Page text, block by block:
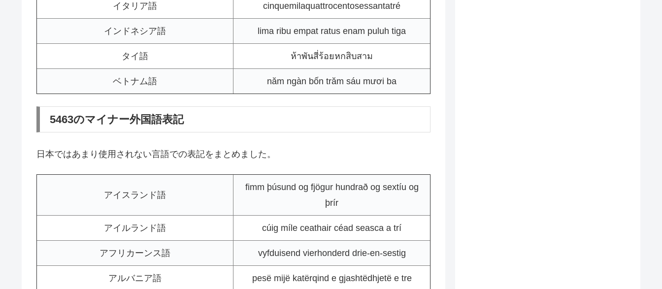
イタリア語 cinquemilaquattrocentosessantatré
インドネシア語 lima ribu empat ratus enam puluh tiga
タイ語 ห้าพันสี่ร้อยหกสิบสาม
ベトナム語 năm ngàn bốn trăm sáu mươi ba
5463のマイナー外国語表記
日本ではあまり使用されない言語での表記をまとめました。
アイスランド語
fimm þúsund og fjögur hundrað og sextíu og
þrír
アイルランド語 cúig míle ceathair céad seasca a trí
アフリカーンス語 vyfduisend vierhonderd drie-en-sestig
アルバニア語 pesë mijë katërqind e gjashtëdhjetë e tre